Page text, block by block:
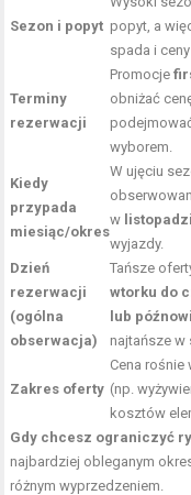
Sezon i popyt popyt, a
spada i
Terminy
rezerwacji
Promocje
obniżać
wyborem.
Kiedy
przypada
miesiąc/okres
W ujęciu
w
wyjazdy.
Dzień
rezerwacji
(ogólna
obserwacja)
Tańsze
wtorku do
lub
najtańsze w
Zakres oferty
Cena rośnie
(np.
kosztów
Gdy chcesz ograniczyć
najbardziej obleganym
różnym wyprzedzeniem.